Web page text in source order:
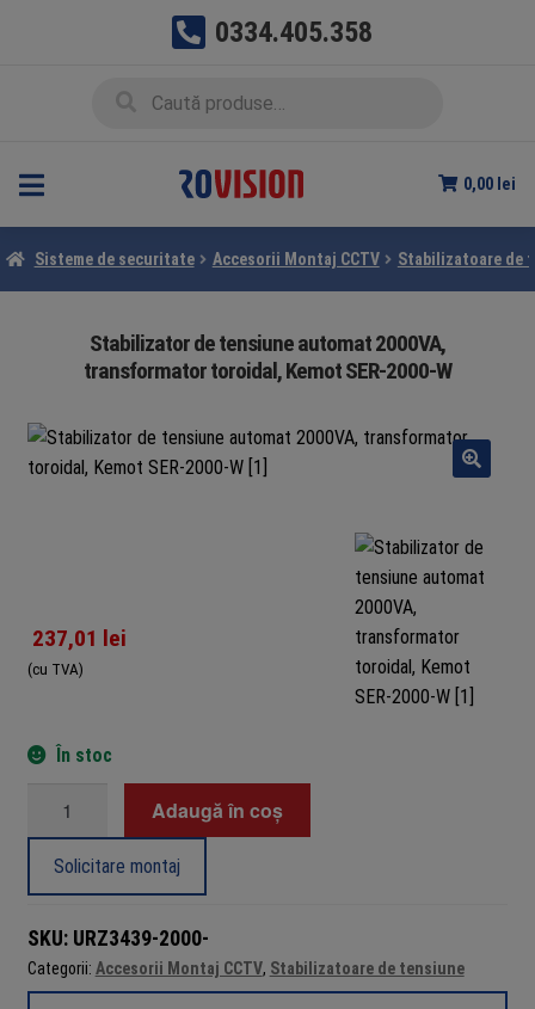
0334.405.358
0,00 lei
Sisteme de securitate Accesorii Montaj CCTV Stabilizatoare de
Stabilizator de tensiune automat 2000VA,
transformator toroidal, Kemot SER-2000-W
237,01 lei
(cu TVA)
În stoc
2000VA,
transformator
Adaugă în coș
Solicitare montaj
SKU: URZ3439-2000-
Categorii: Accesorii Montaj CCTV, Stabilizatoare de tensiune